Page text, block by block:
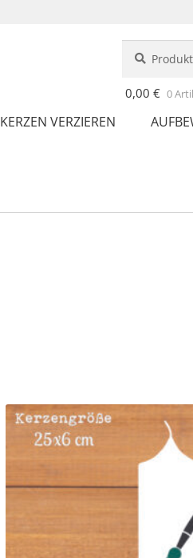
nach:
KERZEN VERZIEREN
0,00 € 0